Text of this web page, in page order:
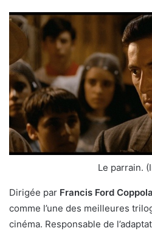
Le parrain.
Dirigée par Francis Ford Coppola
comme l’une des meilleures
cinéma. Responsable de